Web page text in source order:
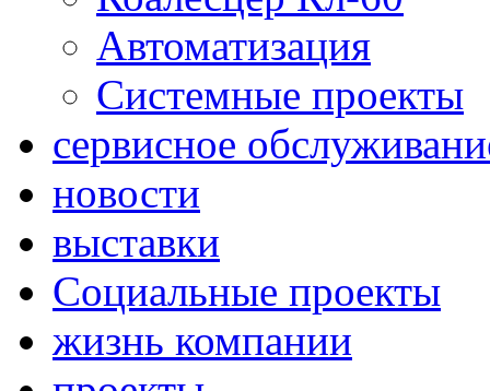
Автоматизация
Системные проекты
сервисное
новости
выставки
Социальные проекты
жизнь компании